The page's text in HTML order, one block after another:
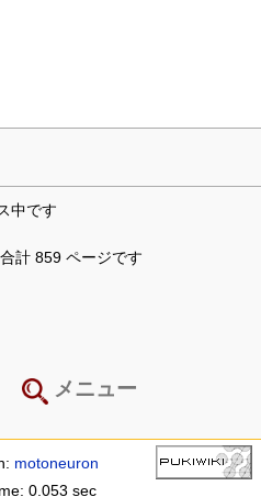
中です
計 859 ページです
メニュー
motoneuron
0.053 sec